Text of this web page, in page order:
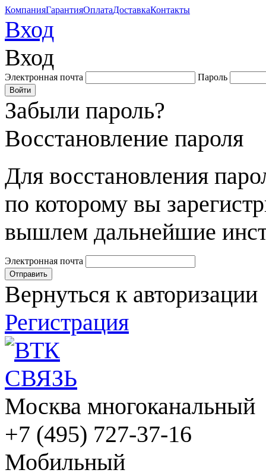
КомпанияГарантияОплатаДоставкаКонтакты
Вход
Вход
Электронная почта Пароль
Забыли пароль?
Восстановление пароля
Для восстановления
по которому вы
вышлем дальнейшие
Электронная почта
Вернуться к авторизации
Регистрация
Москва многоканальный
+7 (495) 727-37-16
Мобильный